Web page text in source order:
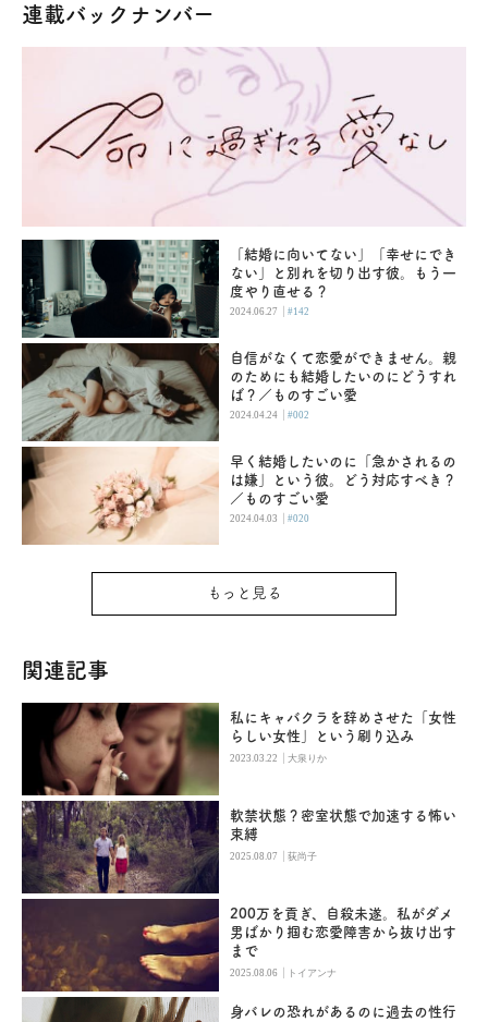
連載バックナンバー
「結婚に向いてない」「幸せにでき
ない」と別れを切り出す彼。もう一
度やり直せる？
2024.06.27 |#142
自信がなくて恋愛ができません。親
のためにも結婚したいのにどうすれ
ば？／ものすごい愛
2024.04.24 |#002
早く結婚したいのに「急かされるの
は嫌」という彼。どう対応すべき？
／ものすごい愛
2024.04.03 |#020
もっと見る
関連記事
私にキャバクラを辞めさせた「女性
らしい女性」という刷り込み
2023.03.22 |大泉りか
軟禁状態？密室状態で加速する怖い
束縛
2025.08.07 |荻尚子
200万を貢ぎ、自殺未遂。私がダメ
男ばかり掴む恋愛障害から抜け出す
まで
2025.08.06 | トイアンナ
身バレの恐れがあるのに過去の性行